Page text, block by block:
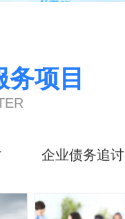
项目
企业债务追讨